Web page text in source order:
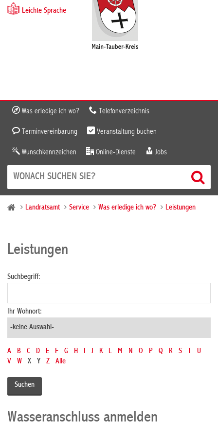
Leichte Sprache
Was erledige ich wo? Telefonverzeichnis
Terminvereinbarung Veranstaltung buchen
Wunschkennzeichen Online-Dienste Jobs
Landratsamt Service Was erledige ich wo? Leistungen
Leistungen
Suchbegriff:
Ihr Wohnort:
A B C D E F G H I J K L M N O P Q R S T
U
V
W X Y Z Alle
Wasseranschluss anmelden